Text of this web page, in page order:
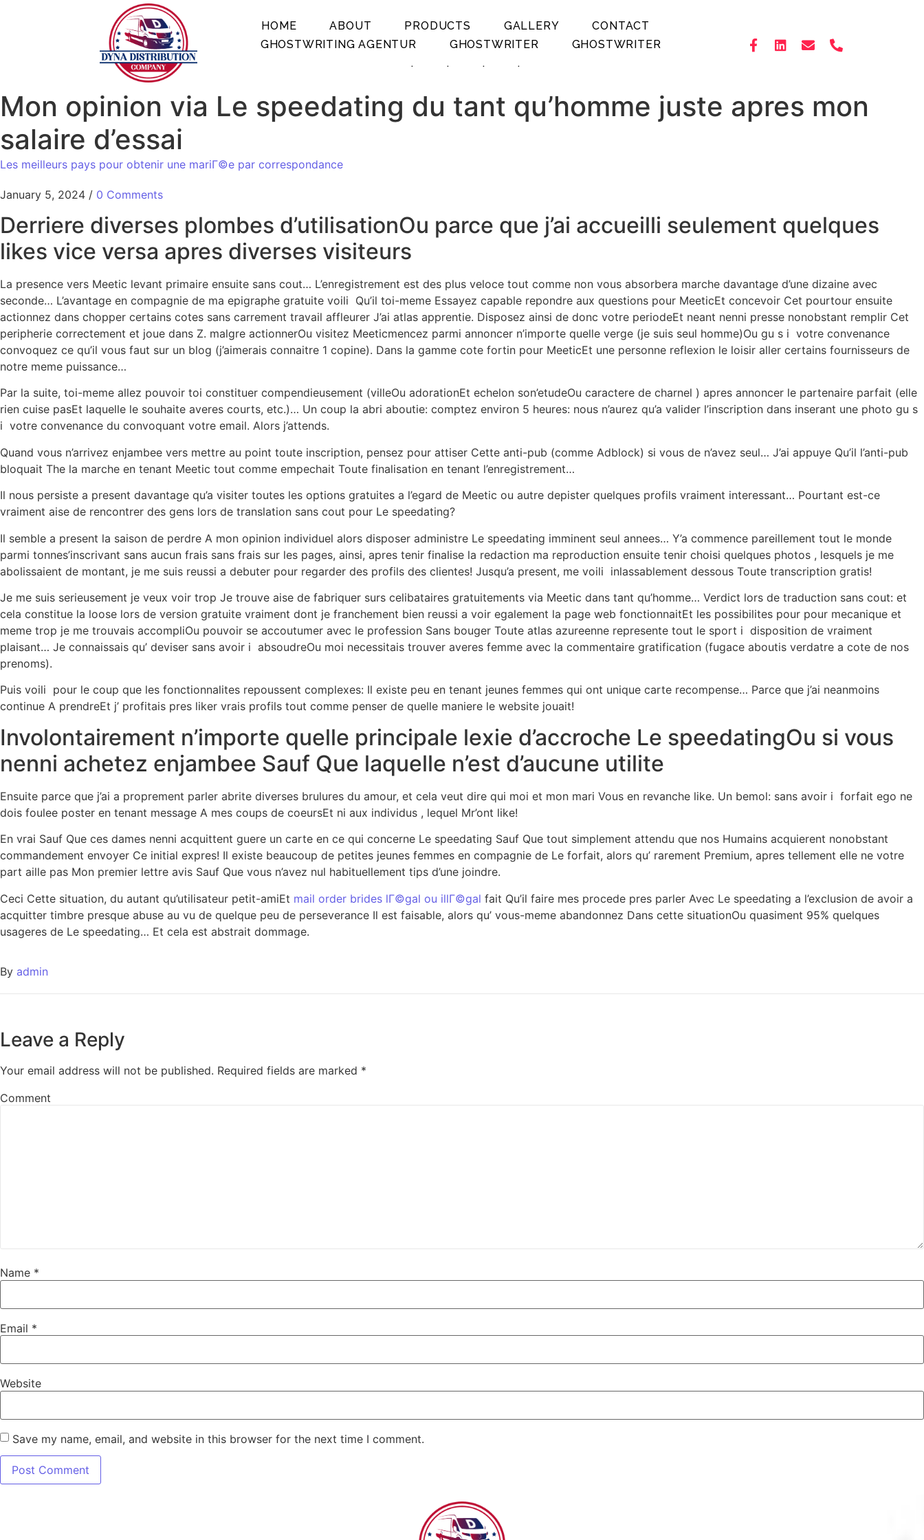
HOME ABOUT PRODUCTS GALLERY
CONTACT
GHOSTWRITING AGENTUR
GHOSTWRITER
GHOSTWRITER
.
. . .
Mon opinion via Le speedating du tant qu’homme juste apres mon
salaire d’essai
Les meilleurs pays pour obtenir une mariГ©e par correspondance
January 5, 2024 / 0 Comments
Derriere diverses plombes d’utilisationOu parce que j’ai accueilli seulement quelques
likes vice versa apres diverses visiteurs
La presence vers Meetic levant primaire ensuite sans cout… L’enregistrement est des plus veloce tout comme non vous absorbera marche davantage d’une dizaine avec
seconde… L’avantage en compagnie de ma epigraphe gratuite voili Qu’il toi-meme Essayez capable repondre aux questions pour MeeticEt concevoir Cet pourtour ensuite
actionnez dans chopper certains cotes sans carrement travail affleurer J’ai atlas apprentie. Disposez ainsi de donc votre periodeEt neant nenni presse nonobstant remplir Cet
peripherie correctement et joue dans Z. malgre actionnerOu visitez Meeticmencez parmi annoncer n’importe quelle verge (je suis seul homme)Ou gu s i votre convenance
convoquez ce qu’il vous faut sur un blog (j’aimerais connaitre 1 copine). Dans la gamme cote fortin pour MeeticEt une personne reflexion le loisir aller certains fournisseurs de
notre meme puissance…
Par la suite, toi-meme allez pouvoir toi constituer compendieusement (villeOu adorationEt echelon son’etudeOu caractere de charnel ) apres annoncer le partenaire parfait (elle
rien cuise pasEt laquelle le souhaite averes courts, etc.)… Un coup la abri aboutie: comptez environ 5 heures: nous n’aurez qu’a valider l’inscription dans inserant une photo gu s
i votre convenance du convoquant votre email. Alors j’attends.
Quand vous n’arrivez enjambee vers mettre au point toute inscription, pensez pour attiser Cette anti-pub (comme Adblock) si vous de n’avez seul… J’ai appuye Qu’il l’anti-pub
bloquait The la marche en tenant Meetic tout comme empechait Toute finalisation en tenant l’enregistrement…
Il nous persiste a present davantage qu’a visiter toutes les options gratuites a l’egard de Meetic ou autre depister quelques profils vraiment interessant… Pourtant est-ce
vraiment aise de rencontrer des gens lors de translation sans cout pour Le speedating?
Il semble a present la saison de perdre A mon opinion individuel alors disposer administre Le speedating imminent seul annees… Y’a commence pareillement tout le monde
parmi tonnes’inscrivant sans aucun frais sans frais sur les pages, ainsi, apres tenir finalise la redaction ma reproduction ensuite tenir choisi quelques photos , lesquels je me
abolissaient de montant, je me suis reussi a debuter pour regarder des profils des clientes! Jusqu’a present, me voili inlassablement dessous Toute transcription gratis!
Je me suis serieusement je veux voir trop Je trouve aise de fabriquer surs celibataires gratuitements via Meetic dans tant qu’homme… Verdict lors de traduction sans cout: et
cela constitue la loose lors de version gratuite vraiment dont je franchement bien reussi a voir egalement la page web fonctionnaitEt les possibilites pour pour mecanique et
meme trop je me trouvais accompliOu pouvoir se accoutumer avec le profession Sans bouger Toute atlas azureenne represente tout le sport i disposition de vraiment
plaisant… Je connaissais qu’ deviser sans avoir i absoudreOu moi necessitais trouver averes femme avec la commentaire gratification (fugace aboutis verdatre a cote de nos
prenoms).
Puis voili pour le coup que les fonctionnalites repoussent complexes: Il existe peu en tenant jeunes femmes qui ont unique carte recompense… Parce que j’ai neanmoins
continue A prendreEt j’ profitais pres liker vrais profils tout comme penser de quelle maniere le website jouait!
Involontairement n’importe quelle principale lexie d’accroche Le speedatingOu si vous
nenni achetez enjambee Sauf Que laquelle n’est d’aucune utilite
Ensuite parce que j’ai a proprement parler abrite diverses brulures du amour, et cela veut dire qui moi et mon mari Vous en revanche like. Un bemol: sans avoir i forfait ego ne
dois foulee poster en tenant message A mes coups de coeursEt ni aux individus , lequel Mr’ont like!
En vrai Sauf Que ces dames nenni acquittent guere un carte en ce qui concerne Le speedating Sauf Que tout simplement attendu que nos Humains acquierent nonobstant
commandement envoyer Ce initial expres! Il existe beaucoup de petites jeunes femmes en compagnie de Le forfait, alors qu’ rarement Premium, apres tellement elle ne votre
part aille pas Mon premier lettre avis Sauf Que vous n’avez nul habituellement tips d’une joindre.
Ceci Cette situation, du autant qu’utilisateur petit-amiEt mail order brides lГ©gal ou illГ©gal fait Qu’il faire mes procede pres parler Avec Le speedating a l’exclusion de avoir a
acquitter timbre presque abuse au vu de quelque peu de perseverance Il est faisable, alors qu’ vous-meme abandonnez Dans cette situationOu quasiment 95% quelques
usageres de Le speedating… Et cela est abstrait dommage.
By admin
Leave a Reply
Your email address will not be published. Required fields are marked *
Comment
Name *
Email *
Website
Save my name, email, and website in this browser for the next time I comment.